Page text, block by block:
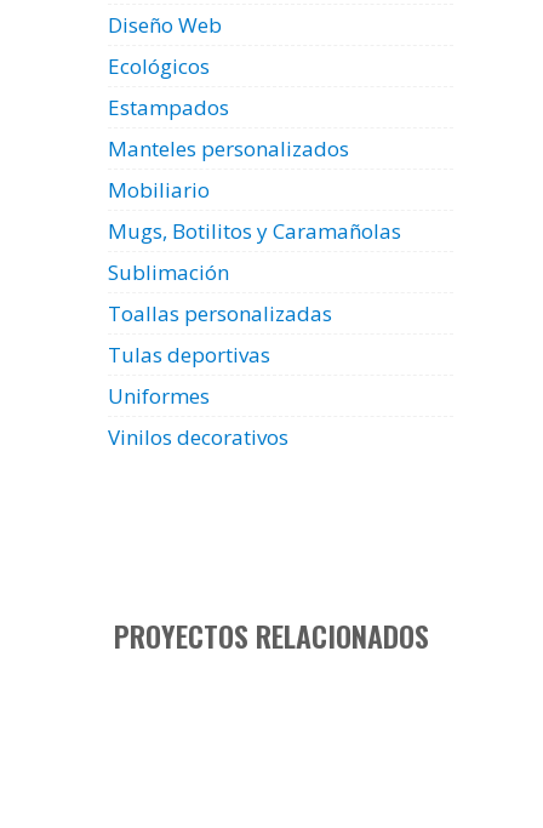
Diseño Web
Ecológicos
Estampados
Manteles personalizados
Mobiliario
Mugs, Botilitos y Caramañolas
Sublimación
Toallas personalizadas
Tulas deportivas
Uniformes
Vinilos decorativos
PROYECTOS RELACIONADOS